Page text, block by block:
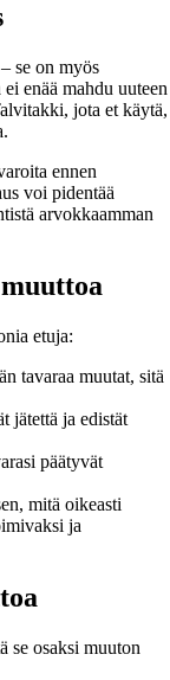
se on myös
enää mahdu uuteen
jota et käytä,
ennen
voi pidentää
arvokkaamman
etuja:
tavaraa muutat, sitä
jätettä ja edistät
päätyvät
mitä oikeasti
ja
se osaksi muuton